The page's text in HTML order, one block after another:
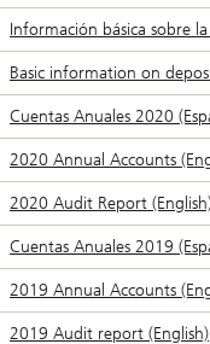
Información básica sobre
Basic information on
Cuentas Anuales 2020
2020 Annual Accounts
2020 Audit Report
Cuentas Anuales 2019
2019 Annual Accounts
2019 Audit report (English)